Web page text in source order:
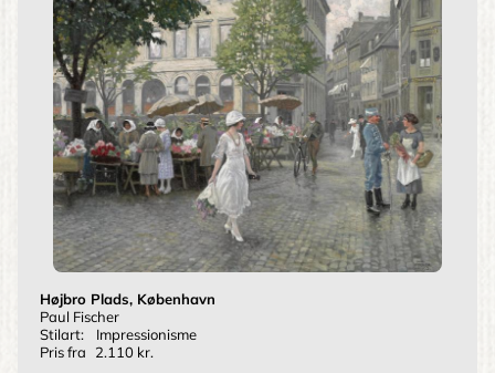
Højbro Plads, København
Paul Fischer
Stilart:
Impressionisme
Pris fra
2.110 kr.